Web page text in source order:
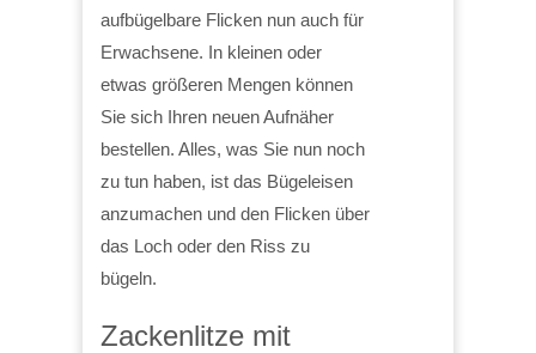
aufbügelbare Flicken nun auch für
Erwachsene. In kleinen oder
etwas größeren Mengen können
Sie sich Ihren neuen Aufnäher
bestellen. Alles, was Sie nun noch
zu tun haben, ist das Bügeleisen
anzumachen und den Flicken über
das Loch oder den Riss zu
bügeln.
Zackenlitze mit